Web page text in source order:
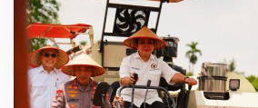
g
u
n
g
K
u